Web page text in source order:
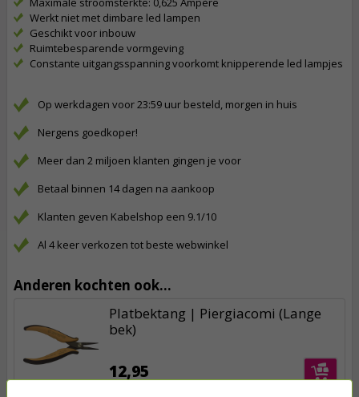
Werkt niet met dimbare led lampen
Geschikt voor inbouw
Ruimtebesparende vormgeving
Constante uitgangsspanning voorkomt knipperende led lampjes
Op werkdagen voor 23:59 uur besteld, morgen in huis
Nergens goedkoper!
Meer dan 2 miljoen klanten gingen je voor
Betaal binnen 14 dagen na aankoop
Klanten geven Kabelshop een 9.1/10
Al 4 keer verkozen tot beste webwinkel
Anderen kochten ook...
Platbektang | Piergiacomi (Lange
bek)
12,95